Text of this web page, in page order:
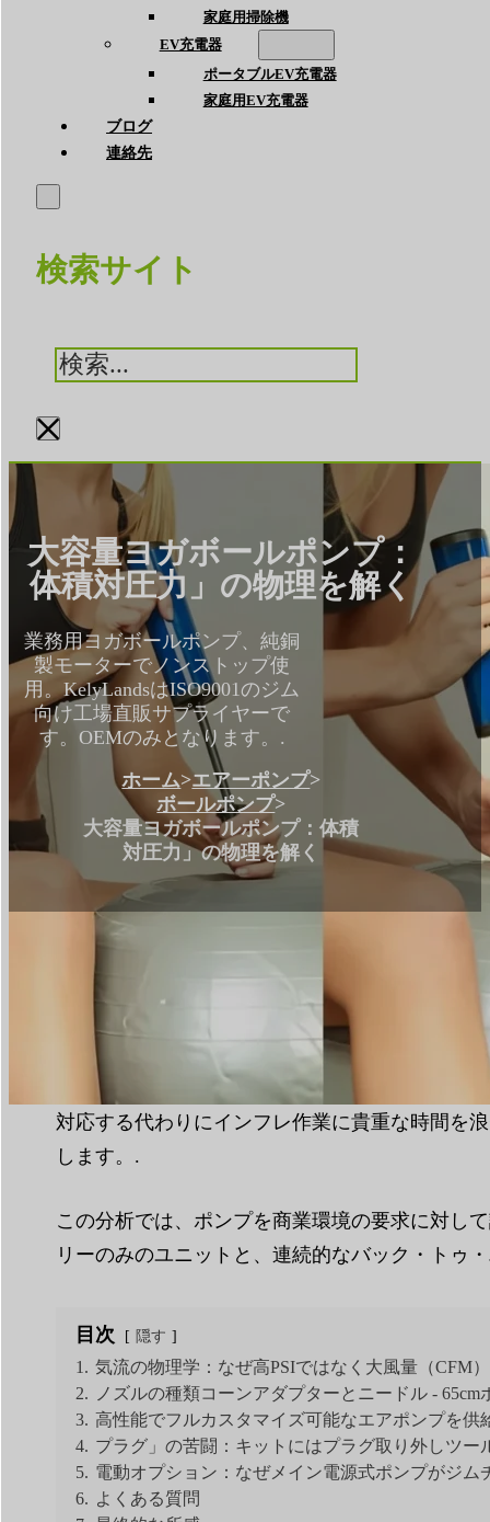
家庭用掃除機
EV充電器
ポータブルEV充電器
家庭用EV充電器
ブログ
連絡先
検索サイト
検
索
×
大容量ヨガボールポンプ：
体積対圧力」の物理を解く
業務用ヨガボールポンプ、純銅
製モーターでノンストップ使
用。KelyLandsはISO9001のジム
向け工場直販サプライヤーで
す。OEMのみとなります。.
ホーム>エアーポンプ>
ボールポンプ>
大容量ヨガボールポンプ：体積
対圧力」の物理を解く
読書時間： 単語数 1373
業務用ヨガボールポンプは、ジムの運営効率
対応する代わりにインフレ作業に貴重な時間を
します。.
この分析では、ポンプを商業環境の要求に対し
リーのみのユニットと、連続的なバック・トゥ
目次 隠す
1. 気流の物理学：なぜ高PSIではなく大風量（CFM
2.
ノズルの種類コーンアダプターとニードル - 65cm
3. 高性能でフルカスタマイズ可能なエアポンプを供
4. プラグ」の苦闘：キットにはプラグ取り外しツー
5. 電動オプション：なぜメイン電源式ポンプがジム
6. よくある質問